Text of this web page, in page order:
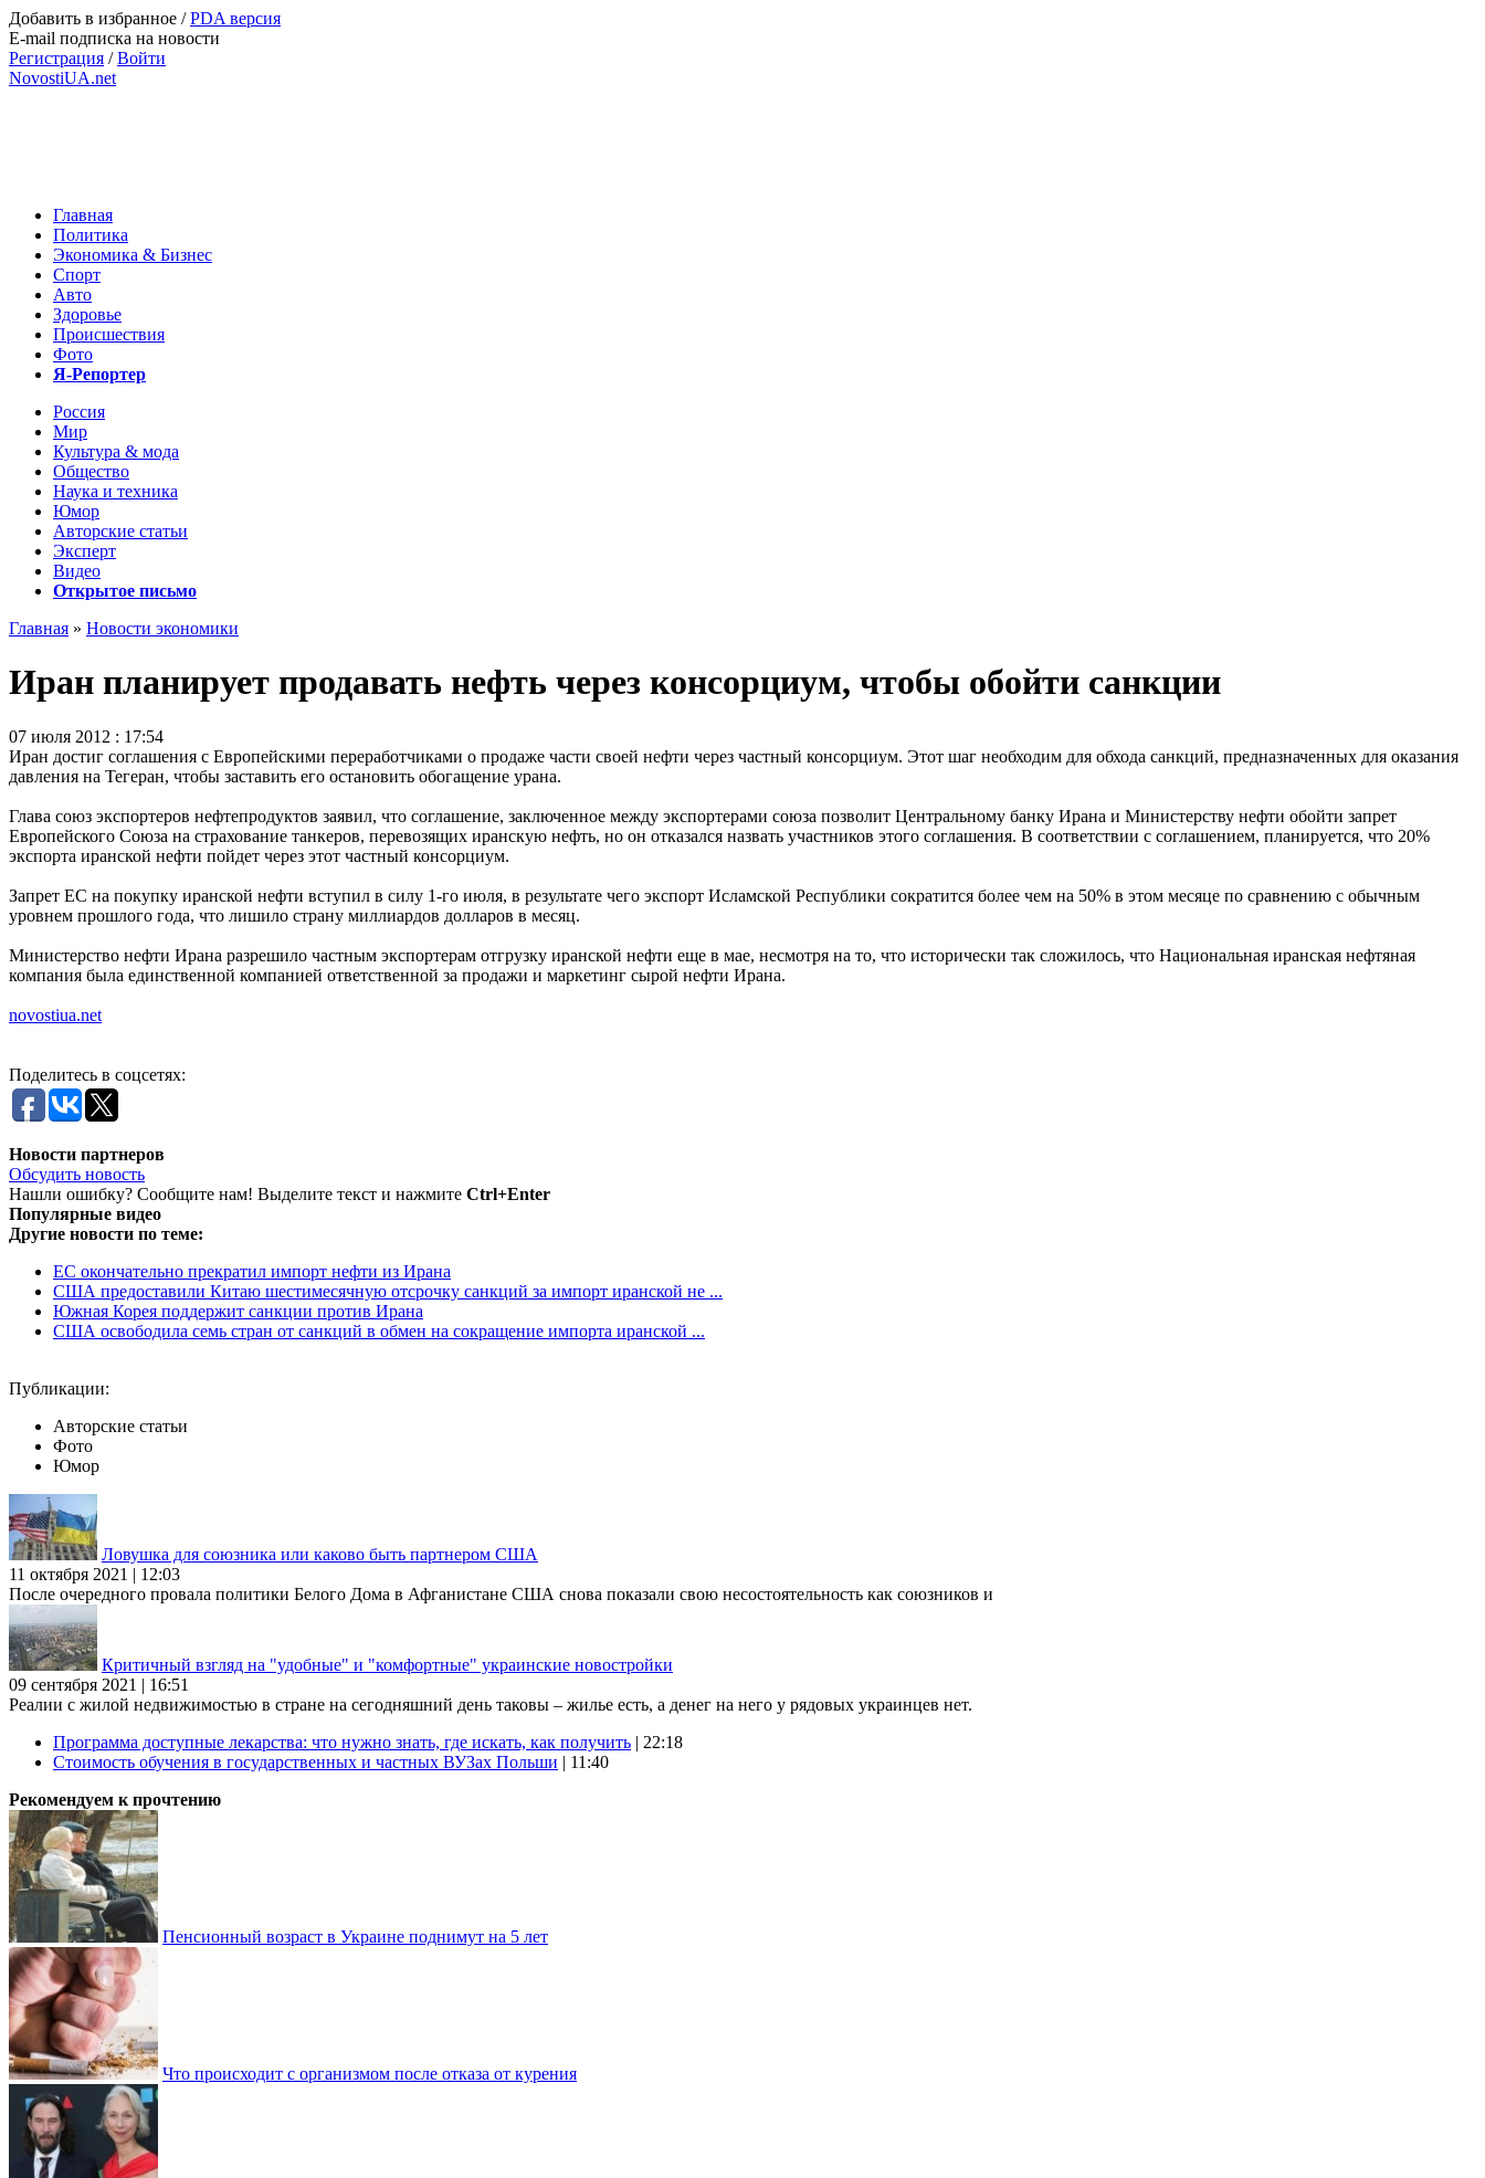
Добавить в избранное /PDA версия
E-mail подписка на новости
Регистрация /Войти
NovostiUA.net
Главная
Политика
Экономика & Бизнес
Спорт
Авто
Здоровье
Происшествия
Фото
Я-Репортер
Россия
Мир
Культура & мода
Общество
Наука и техника
Юмор
Авторские статьи
Эксперт
Видео
Открытое письмо
Главная » Новости экономики
Иран планирует продавать нефть через консорциум, чтобы обойти санкции
07 июля 2012 : 17:54
Иран достиг соглашения с Европейскими переработчиками о продаже части своей нефти через частный консорциум. Этот шаг необходим для обхода санкций, предназначенных для оказания
давления на Тегеран, чтобы заставить его остановить обогащение урана.
Глава союз экспортеров нефтепродуктов заявил, что соглашение, заключенное между экспортерами союза позволит Центральному банку Ирана и Министерству нефти обойти запрет
Европейского Союза на страхование танкеров, перевозящих иранскую нефть, но он отказался назвать участников этого соглашения. В соответствии с соглашением, планируется, что 20%
экспорта иранской нефти пойдет через этот частный консорциум.
Запрет ЕС на покупку иранской нефти вступил в силу 1-го июля, в результате чего экспорт Исламской Республики сократится более чем на 50% в этом месяце по сравнению с обычным
уровнем прошлого года, что лишило страну миллиардов долларов в месяц.
Министерство нефти Ирана разрешило частным экспортерам отгрузку иранской нефти еще в мае, несмотря на то, что исторически так сложилось, что Национальная иранская нефтяная
компания была единственной компанией ответственной за продажи и маркетинг сырой нефти Ирана.
novostiua.net
Поделитесь в соцсетях:
Новости партнеров
Обсудить новость
Нашли ошибку? Сообщите нам! Выделите текст и нажмите Ctrl+Enter
Популярные видео
Другие новости по теме:
ЕС окончательно прекратил импорт нефти из Ирана
США предоставили Китаю шестимесячную отсрочку санкций за импорт иранской не ...
Южная Корея поддержит санкции против Ирана
США освободила семь стран от санкций в обмен на сокращение импорта иранской ...
Публикации:
Авторские статьи
Фото
Юмор
Ловушка для союзника или каково быть партнером США
11 октября 2021 | 12:03
После очередного провала политики Белого Дома в Афганистане США снова показали свою несостоятельность как союзников и
Критичный взгляд на "удобные" и "комфортные" украинские новостройки
09 сентября 2021 | 16:51
Реалии с жилой недвижимостью в стране на сегодняшний день таковы – жилье есть, а денег на него у рядовых украинцев нет.
Программа доступные лекарства: что нужно знать, где искать, как получить | 22:18
Стоимость обучения в государственных и частных ВУЗах Польши | 11:40
Рекомендуем к прочтению
Пенсионный возраст в Украине поднимут на 5 лет
Что происходит с организмом после отказа от курения